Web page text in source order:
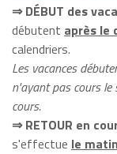
⇒ DÉBUT des
débutent après le
calendriers.
Les vacances
n'ayant pas cours le
cours.
⇒ RETOUR en
s'effectue le matin